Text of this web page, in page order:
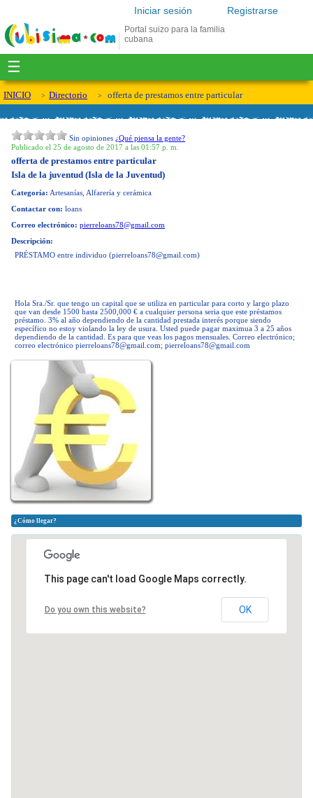
Registrarse
Iniciar sesión
Portal suizo para la familia
cubana
☰
INICIO Directorio offerta de prestamos entre particular
Sin opiniones ¿Qué piensa la gente?
Publicado el 25 de agosto de 2017 a las 01:57 p. m.
offerta de prestamos entre particular
Isla de la juventud (Isla de la Juventud)
Categoría: Artesanías, Alfarería y cerámica
Contactar con: loans
Correo electrónico: pierreloans78@gmail.com
Descripción:
PRÉSTAMO entre individuo (pierreloans78@gmail.com)
Hola Sra./Sr. que tengo un capital que se utiliza en particular para corto y largo plazo
que van desde 1500 hasta 2500,000 € a cualquier persona seria que este préstamos
préstamo. 3% al año dependiendo de la cantidad prestada interés porque siendo
específico no estoy violando la ley de usura. Usted puede pagar maximua 3 a 25 años
dependiendo de la cantidad. Es para que veas los pagos mensuales. Correo electrónico;
correo electrónico pierreloans78@gmail.com; pierreloans78@gmail.com
¿Cómo llegar?
This page can't load Google Maps correctly.
Do you own this website? OK